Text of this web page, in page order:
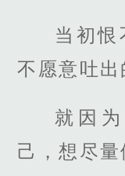
当初恨
不愿意吐出
就因
己，想尽量